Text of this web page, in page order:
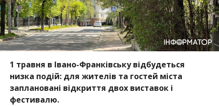
1 травня в Івано-Франківську відбудеться
низка подій: для жителів та гостей міста
заплановані відкриття двох виставок і
фестивалю.